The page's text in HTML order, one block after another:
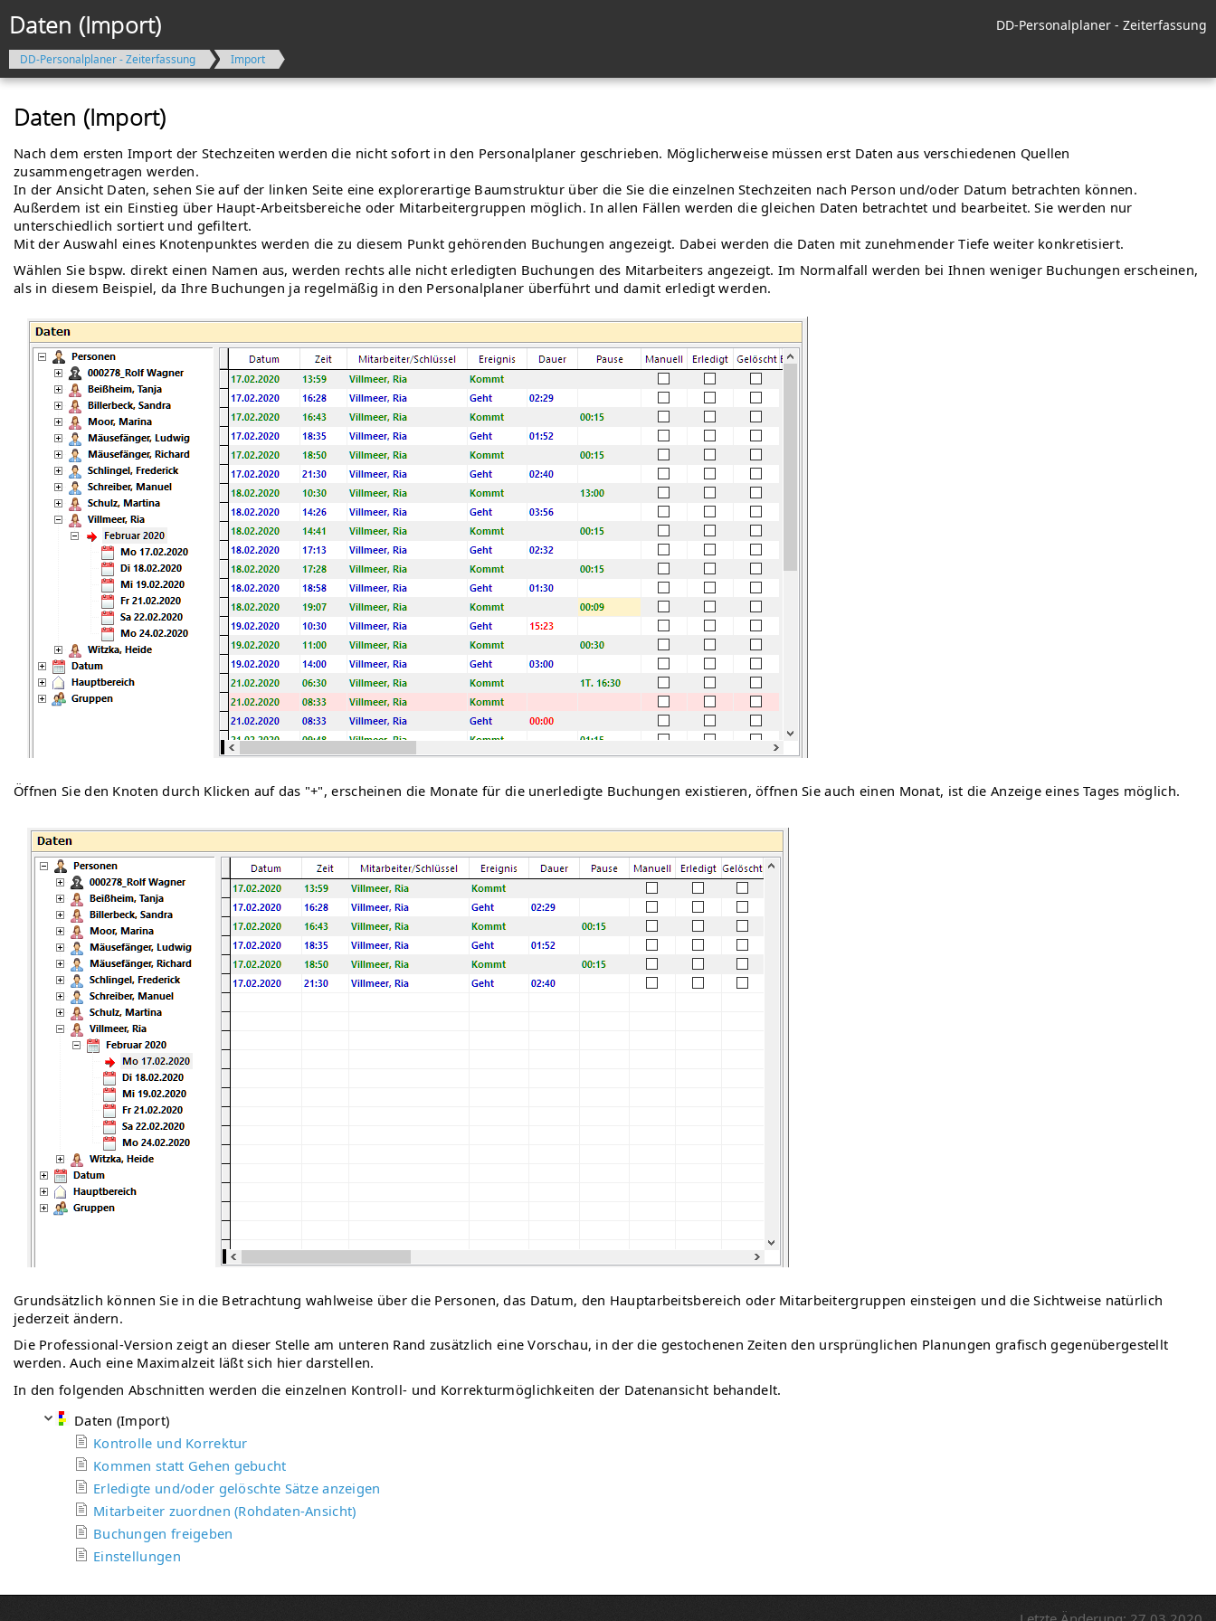
Daten (Import) DD-Personalplaner - Zeiterfassung
DD-Personalplaner - Zeiterfassung Import
Daten (Import)
Nach dem ersten Import der Stechzeiten werden die nicht sofort in den Personalplaner geschrieben. Möglicherweise müssen erst Daten aus verschiedenen Quellen
zusammengetragen werden.
In der Ansicht Daten, sehen Sie auf der linken Seite eine explorerartige Baumstruktur über die Sie die einzelnen Stechzeiten nach Person und/oder Datum betrachten können.
Außerdem ist ein Einstieg über Haupt-Arbeitsbereiche oder Mitarbeitergruppen möglich. In allen Fällen werden die gleichen Daten betrachtet und bearbeitet. Sie werden nur
unterschiedlich sortiert und gefiltert.
Mit der Auswahl eines Knotenpunktes werden die zu diesem Punkt gehörenden Buchungen angezeigt. Dabei werden die Daten mit zunehmender Tiefe weiter konkretisiert.
Wählen Sie bspw. direkt einen Namen aus, werden rechts alle nicht erledigten Buchungen des Mitarbeiters angezeigt. Im Normalfall werden bei Ihnen weniger Buchungen erscheinen,
als in diesem Beispiel, da Ihre Buchungen ja regelmäßig in den Personalplaner überführt und damit erledigt werden.
Öffnen Sie den Knoten durch Klicken auf das "+", erscheinen die Monate für die unerledigte Buchungen existieren, öffnen Sie auch einen Monat, ist die Anzeige eines Tages möglich.
Grundsätzlich können Sie in die Betrachtung wahlweise über die Personen, das Datum, den Hauptarbeitsbereich oder Mitarbeitergruppen einsteigen und die Sichtweise natürlich
jederzeit ändern.
Die Professional-Version zeigt an dieser Stelle am unteren Rand zusätzlich eine Vorschau, in der die gestochenen Zeiten den ursprünglichen Planungen grafisch gegenübergestellt
werden. Auch eine Maximalzeit läßt sich hier darstellen.
In den folgenden Abschnitten werden die einzelnen Kontroll- und Korrekturmöglichkeiten der Datenansicht behandelt.
Daten (Import)
Kontrolle und Korrektur
Kommen statt Gehen gebucht
Erledigte und/oder gelöschte Sätze anzeigen
Mitarbeiter zuordnen (Rohdaten-Ansicht)
Buchungen freigeben
Einstellungen